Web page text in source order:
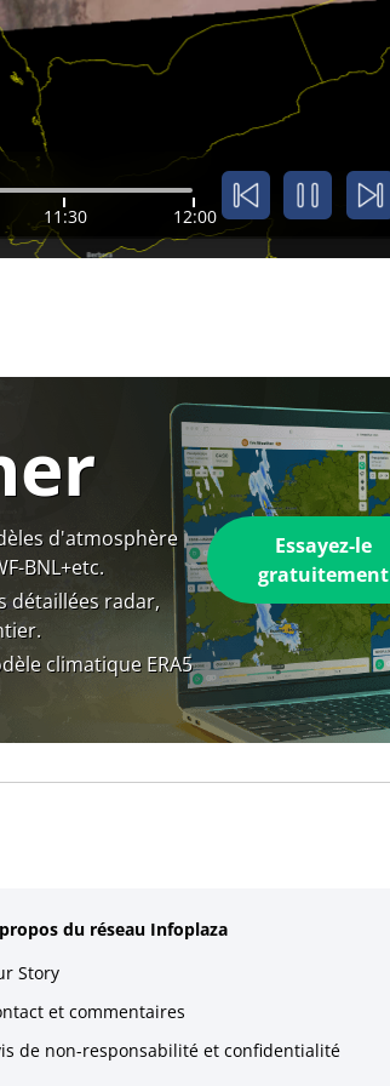
11:30 12:00
d'atmosphère
BNL+etc.
détaillées radar,
climatique ERA5
Essayez-le
gratuitement
du réseau Infoplaza
Story
et commentaires
de non-responsabilité et confidentialité